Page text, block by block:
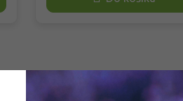
větší a hrozny dosahují běžně
středně pozdě až pozdně,
obvykle v polovině září. Odrůda